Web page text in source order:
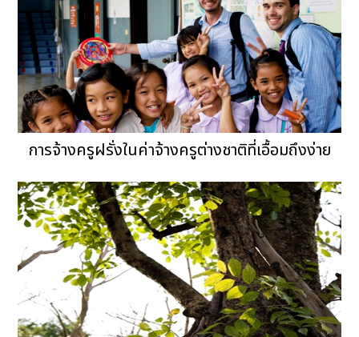
การจ้างครูฝรั่งในค่าจ้างครูต่างชาติที่เอื้อมถึงง่าย